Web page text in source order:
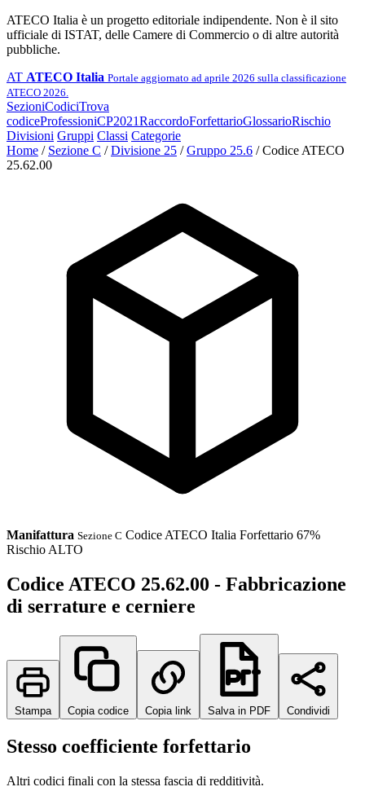
ATECO Italia è un progetto editoriale indipendente. Non è il sito
ufficiale di ISTAT, delle Camere di Commercio o di altre autorità
pubbliche.
AT ATECO Italia Portale aggiornato ad aprile 2026 sulla classificazione
ATECO 2026.
SezioniCodiciTrova
codiceProfessioniCP2021RaccordoForfettarioGlossarioRischio
Divisioni Gruppi Classi Categorie
Home / Sezione C / Divisione 25 / Gruppo 25.6 / Codice ATECO
25.62.00
Manifattura Sezione C Codice ATECO Italia Forfettario 67%
Rischio ALTO
Codice ATECO 25.62.00 - Fabbricazione
di serrature e cerniere
Stampa Copia codice Copia link Salva in PDF Condividi
Stesso coefficiente forfettario
Altri codici finali con la stessa fascia di redditività.